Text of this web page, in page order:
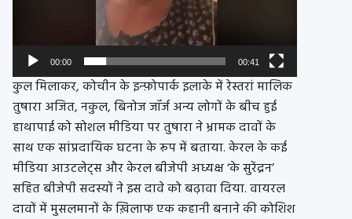
00:00 00:41
कुल मिलाकर, कोचीन के इन्फ़ोपार्क इलाके में रेस्तरां मालिक
तुषारा अजित, नकुल, बिनोज जॉर्ज अन्य लोगों के बीच हुई
हाथापाई को सोशल मीडिया पर तुषारा ने भ्रामक दावों के
साथ एक सांप्रदायिक घटना के रूप में बताया. केरल के कई
मीडिया आउटलेट्स और केरल बीजेपी अध्यक्ष ‘के सुरेंद्रन’
सहित बीजेपी सदस्यों ने इस दावे को बढ़ावा दिया. वायरल
दावों में मुसलमानों के ख़िलाफ एक कहानी बनाने की कोशिश